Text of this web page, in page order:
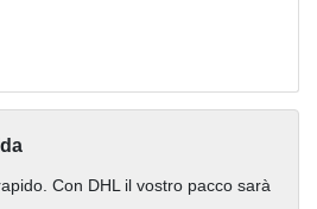
Con DHL il vostro pacco sarà